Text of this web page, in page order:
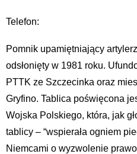
Telefon:
Pomnik upamiętniający
odsłonięty w 1981 roku.
PTTK ze Szczecinka oraz
Gryfino. Tablica poświęcona
Wojska Polskiego, która, jak
tablicy – “wspierała ogniem
Niemcami o wyzwolenie